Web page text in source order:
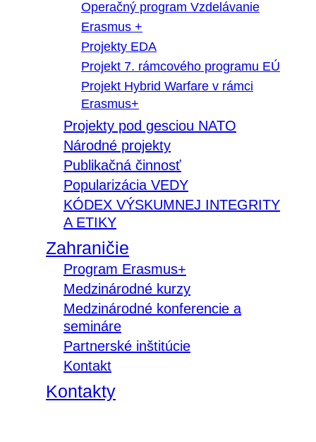
Operačný program Vzdelávanie
Erasmus +
Projekty EDA
Projekt 7. rámcového programu EÚ
Projekt Hybrid Warfare v rámci
Erasmus+
Projekty pod gesciou NATO
Národné projekty
Publikačná činnosť
Popularizácia VEDY
KÓDEX VÝSKUMNEJ INTEGRITY
A ETIKY
Zahraničie
Program Erasmus+
Medzinárodné kurzy
Medzinárodné konferencie a
semináre
Partnerské inštitúcie
Kontakt
Kontakty